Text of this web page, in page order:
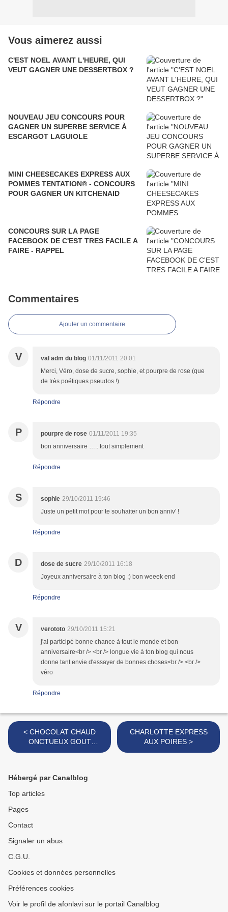
Vous aimerez aussi
C'EST NOEL AVANT L'HEURE, QUI
VEUT GAGNER UNE DESSERTBOX ?
NOUVEAU JEU CONCOURS POUR
GAGNER UN SUPERBE SERVICE À
ESCARGOT LAGUIOLE
MINI CHEESECAKES EXPRESS AUX
POMMES TENTATION® - CONCOURS
POUR GAGNER UN KITCHENAID
CONCOURS SUR LA PAGE
FACEBOOK DE C'EST TRES FACILE A
FAIRE - RAPPEL
Commentaires
Ajouter un commentaire
V val adm du blog 01/11/2011 20:01
Merci, Véro, dose de sucre, sophie, et pourpre de rose (que
de très poétiques pseudos !)
Répondre
P pourpre de rose 01/11/2011 19:35
bon anniversaire ….. tout simplement
Répondre
S sophie 29/10/2011 19:46
Juste un petit mot pour te souhaiter un bon anniv' !
Répondre
D dose de sucre 29/10/2011 16:18
Joyeux anniversaire à ton blog :) bon weeek end
Répondre
V verototo 29/10/2011 15:21
j'ai participé bonne chance à tout le monde et bon
anniversaire<br /> <br /> longue vie à ton blog qui nous
donne tant envie d'essayer de bonnes choses<br /> <br />
véro
Répondre
< CHOCOLAT CHAUD
ONCTUEUX GOUT
SPECULOOS
CHARLOTTE EXPRESS
AUX POIRES >
Hébergé par Canalblog
Top articles
Pages
Contact
Signaler un abus
C.G.U.
Cookies et données personnelles
Préférences cookies
Voir le profil de afonlavi sur le portail Canalblog